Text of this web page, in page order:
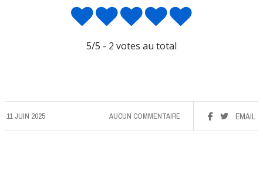
5/5 - 2 votes au total
11 JUIN 2025 EMAIL
AUCUN COMMENTAIRE